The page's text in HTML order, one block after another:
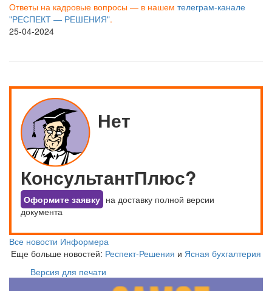
Ответы на кадровые вопросы — в нашем телеграм-канале
"РЕСПЕКТ — РЕШЕНИЯ".
25-04-2024
Нет
КонсультантПлюс?
Оформите заявку на доставку полной версии
документа
Все новости Информера
Еще больше новостей: Респект-Решения и Ясная бухгалтерия
Версия для печати